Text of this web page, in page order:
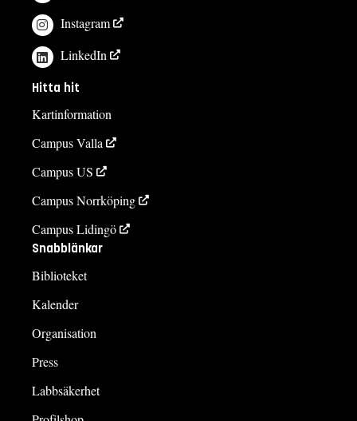
Instagram
LinkedIn
Hitta hit
Kartinformation
Campus Valla
Campus US
Campus Norrköping
Campus Lidingö
Snabblänkar
Biblioteket
Kalender
Organisation
Press
Labbsäkerhet